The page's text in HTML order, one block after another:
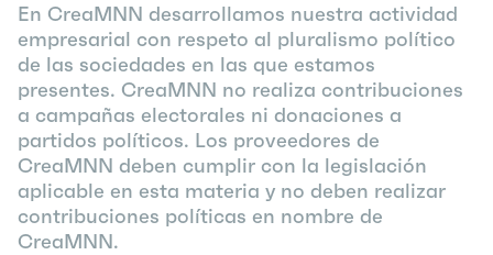
En CreaMNN desarrollamos nuestra actividad
empresarial con respeto al pluralismo político
de las sociedades en las que estamos
presentes. CreaMNN no realiza contribuciones
a campañas electorales ni donaciones a
partidos políticos. Los proveedores de
CreaMNN deben cumplir con la legislación
aplicable en esta materia y no deben realizar
contribuciones políticas en nombre de
CreaMNN.